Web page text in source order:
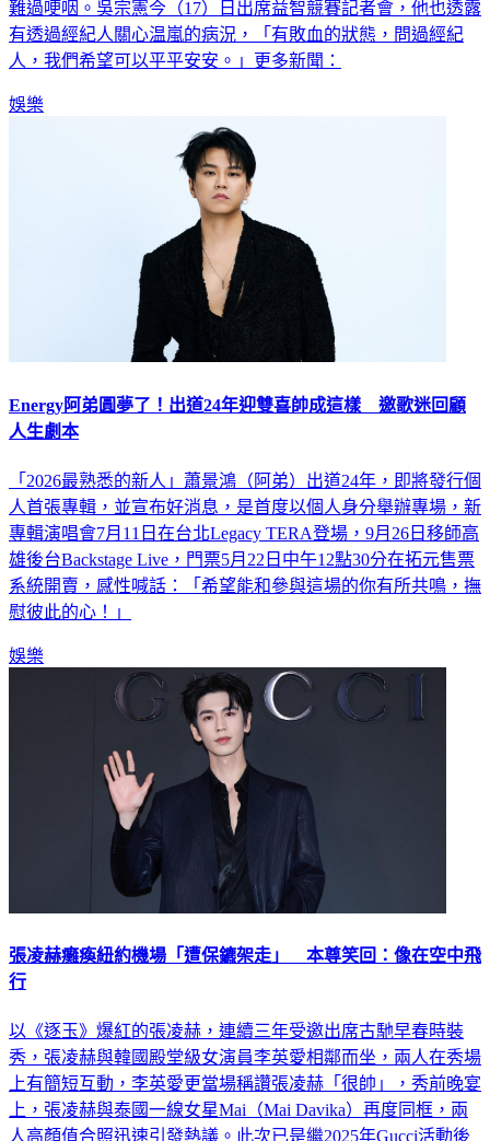
她出現敗血性休克，仍在找尋病因，恩師吳宗憲聽聞她的病情
難過哽咽。吳宗憲今（17）日出席益智競賽記者會，他也透露
有透過經紀人關心温嵐的病況，「有敗血的狀態，問過經紀
Energy阿弟圓夢了！出道24年迎雙喜帥成這樣 邀歌迷回顧
「2026最熟悉的新人」蕭景鴻（阿弟）出道24年，即將發行個
人首張專輯，並宣布好消息，是首度以個人身分舉辦專場，新
專輯演唱會7月11日在台北Legacy TERA登場，9月26日移師高
雄後台Backstage Live，門票5月22日中午12點30分在拓元售票
系統開賣，感性喊話：「希望能和參與這場的你有所共鳴，撫
張凌赫癱瘓紐約機場「遭保鑣架走」 本尊笑回：像在空中飛
以《逐玉》爆紅的張凌赫，連續三年受邀出席古馳早春時裝
秀，張凌赫與韓國殿堂級女演員李英愛相鄰而坐，兩人在秀場
上有簡短互動，李英愛更當場稱讚張凌赫「很帥」，秀前晚宴
上，張凌赫與泰國一線女星Mai（Mai Davika）再度同框，兩